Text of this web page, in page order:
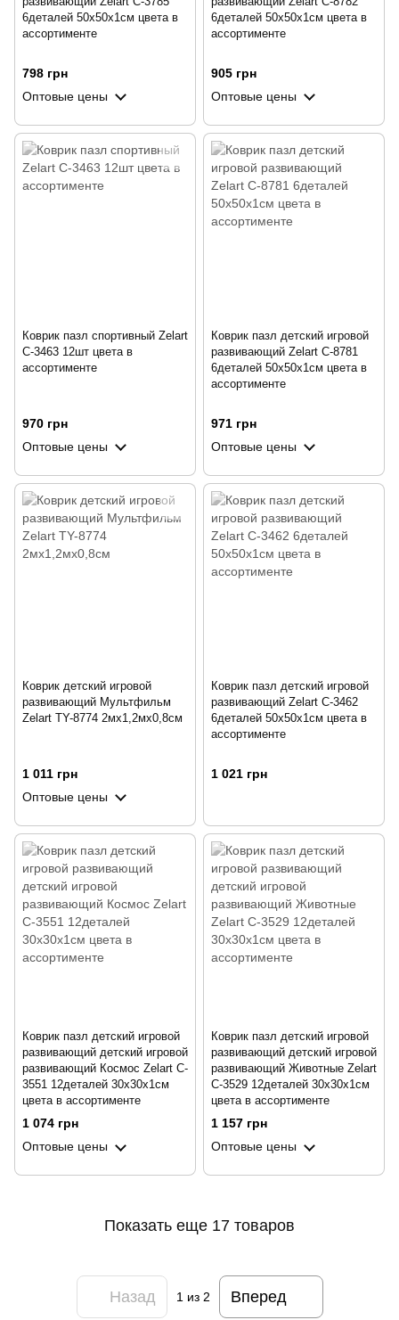
6деталей 50х50х1см цвета в
ассортименте
798 грн
Оптовые цены
6деталей 50x50x1cм цвета в
ассортименте
905 грн
Оптовые цены
Коврик пазл спортивный Zelart
C-3463 12шт цвета в
ассортименте
970 грн
Оптовые цены
Коврик пазл детский игровой
развивающий Zelart C-8781
6деталей 50x50x1cм цвета в
ассортименте
971 грн
Оптовые цены
Коврик детский игровой
развивающий Мультфильм
Zelart TY-8774 2мх1,2мх0,8см
1 011 грн
Оптовые цены
Коврик пазл детский игровой
развивающий Zelart C-3462
6деталей 50x50x1cм цвета в
ассортименте
1 021 грн
Коврик пазл детский игровой
развивающий детский игровой
развивающий Космос Zelart C-
3551 12деталей 30х30х1см
цвета в ассортименте
1 074 грн
Оптовые цены
Коврик пазл детский игровой
развивающий детский игровой
развивающий Животные Zelart
C-3529 12деталей 30x30х1см
цвета в ассортименте
1 157 грн
Оптовые цены
Показать еще 17 товаров
Назад 1из 2 Вперед